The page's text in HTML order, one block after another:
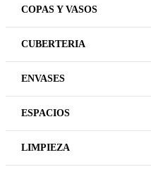
COPAS Y VASOS
CUBERTERIA
ENVASES
ESPACIOS
LIMPIEZA